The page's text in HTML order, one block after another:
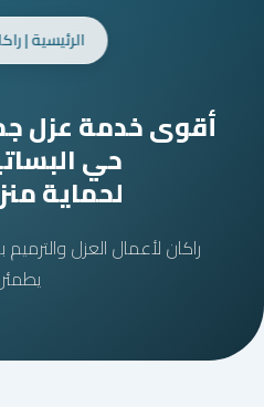
الرئيسية |
أقوى خدمة عزل
حي
لحماية
راكان لأعمال العزل